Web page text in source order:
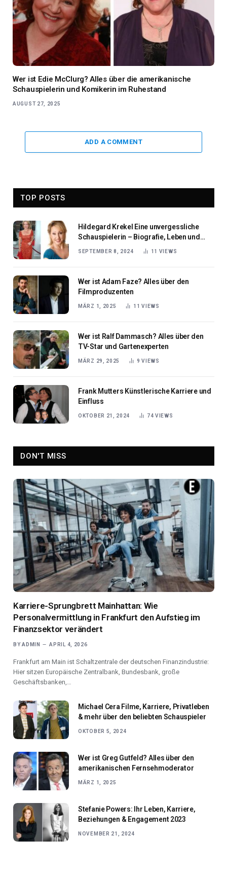
Wer ist Edie McClurg? Alles über die amerikanische
Schauspielerin und Komikerin im Ruhestand
AUGUST 27, 2025
ADD A COMMENT
TOP POSTS
Hildegard Krekel Eine unvergessliche
Schauspielerin – Biografie, Leben und
SEPTEMBER 8, 2024 11 VIEWS
Wer ist Adam Faze? Alles über den
Filmproduzenten
MÄRZ 1, 2025 11VIEWS
Wer ist Ralf Dammasch? Alles über den
TV-Star und Gartenexperten
MÄRZ 29, 2025 9VIEWS
Frank Mutters Künstlerische Karriere und
Einfluss
OKTOBER 21, 2024 74VIEWS
DON'T MISS
Karriere-Sprungbrett Mainhattan: Wie
Personalvermittlung in Frankfurt den Aufstieg im
Finanzsektor verändert
BY ADMIN APRIL 4, 2026
Frankfurt am Main ist Schaltzentrale der deutschen Finanzindustrie:
Hier sitzen Europäische Zentralbank, Bundesbank, große
Geschäftsbanken,…
Michael Cera Filme, Karriere, Privatleben
& mehr über den beliebten Schauspieler
OKTOBER 5, 2024
Wer ist Greg Gutfeld? Alles über den
amerikanischen Fernsehmoderator
MÄRZ 1, 2025
Stefanie Powers: Ihr Leben, Karriere,
Beziehungen & Engagement 2023
NOVEMBER 21, 2024